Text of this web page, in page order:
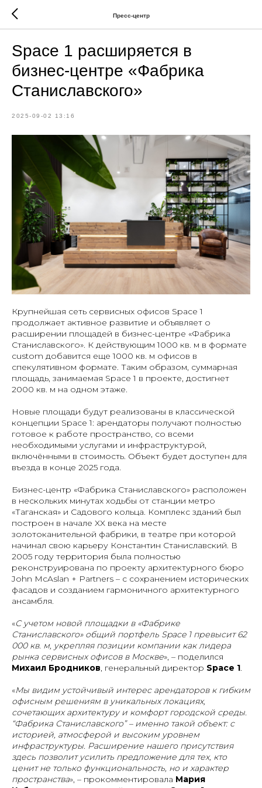
Пресс-центр
Space 1 расширяется в
бизнес-центре «Фабрика
Станиславского»
2025-09-02 13:16
Крупнейшая сеть сервисных офисов Space 1
продолжает активное развитие и объявляет о
расширении площадей в бизнес-центре «Фабрика
Станиславского». К действующим 1000 кв. м в формате
custom добавится еще 1000 кв. м офисов в
спекулятивном формате. Таким образом, суммарная
площадь, занимаемая Space 1 в проекте, достигнет
2000 кв. м на одном этаже.
Новые площади будут реализованы в классической
концепции Space 1: арендаторы получают полностью
готовое к работе пространство, со всеми
необходимыми услугами и инфраструктурой,
включёнными в стоимость. Объект будет доступен для
въезда в конце 2025 года.
Бизнес-центр «Фабрика Станиславского» расположен
в нескольких минутах ходьбы от станции метро
«Таганская» и Садового кольца. Комплекс зданий был
построен в начале XX века на месте
золотоканительной фабрики, в театре при которой
начинал свою карьеру Константин Станиславский. В
2005 году территория была полностью
реконструирована по проекту архитектурного бюро
John McAslan + Partners – с сохранением исторических
фасадов и созданием гармоничного архитектурного
ансамбля.
«С учетом новой площадки в «Фабрике
Станиславского» общий портфель Space 1 превысит 62
000 кв. м, укрепляя позиции компании как лидера
рынка сервисных офисов в Москве», – поделился
Михаил Бродников, генеральный директор Space 1.
«Мы видим устойчивый интерес арендаторов к гибким
офисным решениям в уникальных локациях,
сочетающих архитектуру и комфорт городской среды.
“Фабрика Станиславского” – именно такой объект: с
историей, атмосферой и высоким уровнем
инфраструктуры. Расширение нашего присутствия
здесь позволит усилить предложение для тех, кто
ценит не только функциональность, но и характер
пространства», – прокомментировала Мария